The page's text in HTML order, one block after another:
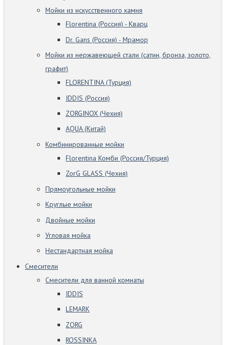
Мойки из искусственного камня
Florentina (Россия) - Кварц
Dr. Gans (Россия) - Мрамор
Мойки из нержавеющей стали (сатин, бронза, золото,
графит)
FLORENTINA (Турция)
IDDIS (Россия)
ZORGINOX (Чехия)
AQUA (Китай)
Комбинированные мойки
Florentina Комби (Россия/Турция)
ZorG GLASS (Чехия)
Прямоугольные мойки
Круглые мойки
Двойные мойки
Угловая мойка
Нестандартная мойка
Смесители
Смесители для ванной комнаты
IDDIS
LEMARK
ZORG
ROSSINKA